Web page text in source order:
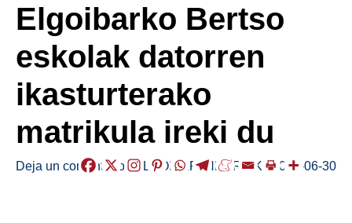
Elgoibarko Bertso
eskolak datorren
ikasturterako
matrikula ireki du
Deja un comentario /ELGOIBAR,HERRIAK /2022-06-30